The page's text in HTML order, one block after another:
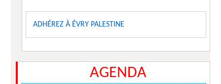
ADHÉREZ À ÉVRY PALESTINE
AGENDA